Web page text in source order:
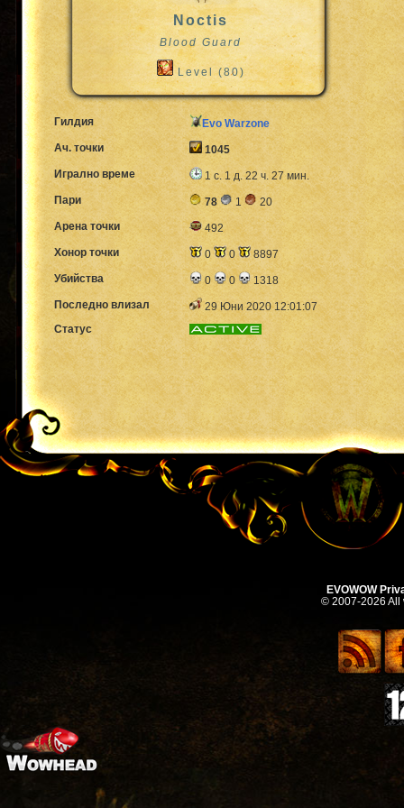
Noctis
Blood Guard
Level (80)
Гилдия
Evo Warzone
Ач. точки
1045
Игрално време
1 с. 1 д. 22 ч. 27 мин.
Пари
78 1
20
Арена точки
492
Хонор точки
0 0
8897
Убийства
0 0
1318
Последно влизал
29 Юни 2020 12:01:07
Статус
EVOWOW
© 2007-2026 All